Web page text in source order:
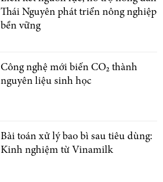
Thái Nguyên phát triển nông nghiệp
bền vững
Công nghệ mới biến CO₂ thành
nguyên liệu sinh học
Bài toán xử lý bao bì sau tiêu dùng:
Kinh nghiệm từ Vinamilk